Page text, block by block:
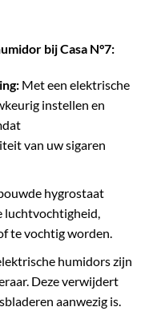
bij Casa N°7:
Met een elektrische
instellen en
van uw sigaren
hygrostaat
luchtvochtigheid,
te vochtig worden.
humidors zijn
Deze verwijdert
aanwezig is.